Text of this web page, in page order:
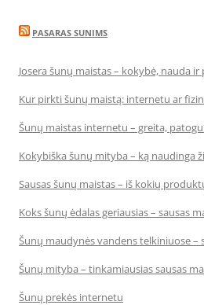
PASARAS SUNIMS
Josera šunų maistas – kokybė, nauda
Kur pirkti šunų maistą: internetu ar
Šunų maistas internetu – greita,
Kokybiška šunų mityba – ką naudinga
Sausas šunų maistas – iš kokių
Koks šunų ėdalas geriausias – sausas
Šunų maudynės vandens telkiniuose –
Šunų mityba – tinkamiausias sausas
Šunų prekės internetu